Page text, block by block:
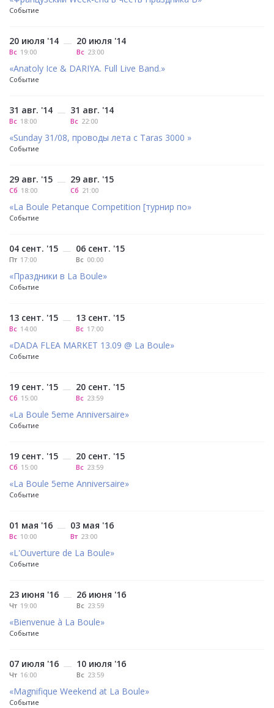
Событие
20 июля '14
Вс 19:00
— 20 июля '14
Вс 23:00
«Anatoly Ice & DARIYA. Full Live Band.»
Событие
31 авг. '14
Вс 18:00
— 31 авг. '14
Вс 22:00
«Sunday 31/08, проводы лета с Taras 3000 »
Событие
29 авг. '15
Сб 18:00
— 29 авг. '15
Сб 21:00
«La Boule Petanque Competition [турнир по»
Событие
04 сент. '15
Пт 17:00
— 06 сент. '15
Вс 00:00
«Праздники в La Boule»
Событие
13 сент. '15
Вс 14:00
— 13 сент. '15
Вс 17:00
«DADA FLEA MARKET 13.09 @ La Boule»
Событие
19 сент. '15
Сб 15:00
— 20 сент. '15
Вс 23:59
«La Boule 5eme Anniversaire»
Событие
19 сент. '15
Сб 15:00
— 20 сент. '15
Вс 23:59
«La Boule 5eme Anniversaire»
Событие
01 мая '16
Вс 10:00
— 03 мая '16
Вт 23:00
«L'Ouverture de La Boule»
Событие
23 июня '16
Чт 19:00
— 26 июня '16
Вс 23:59
«Bienvenue à La Boule»
Событие
07 июля '16
Чт 16:00
— 10 июля '16
Вс 23:59
«Magnifique Weekend at La Boule»
Событие